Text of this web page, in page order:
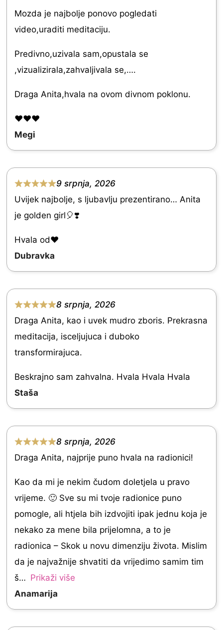
t
e
5
.
0
u
t
5
Mozda je najbolje ponovo pogledati
video,uraditi meditaciju.
Predivno,uzivala sam,opustala se
,vizualizirala,zahvaljivala se,….
Draga Anita,hvala na ovom divnom poklonu.
❤️❤️❤️
Megi
R
e
d
5
.
0
o
u
t
f
5
9 srpnja, 2026
Uvijek najbolje, s ljubavlju prezentirano… Anita
je golden girl🎈❣️
Hvala od♥️
Dubravka
R
d
5
.
0
o
u
o
f
5
8 srpnja, 2026
Draga Anita, kao i uvek mudro zboris. Prekrasna
meditacija, isceljujuca i duboko
transformirajuca.
Beskrajno sam zahvalna. Hvala Hvala Hvala
Staša
R
t
e
d
5
.
0
o
u
t
o
8 srpnja, 2026
Draga Anita, najprije puno hvala na radionici!
Kao da mi je nekim čudom doletjela u pravo
vrijeme. 🙂 Sve su mi tvoje radionice puno
pomogle, ali htjela bih izdvojiti ipak jednu koja je
nekako za mene bila prijelomna, a to je
radionica – Skok u novu dimenziju života. Mislim
da je najvažnije shvatiti da vrijedimo samim tim
š
Prikaži više
Anamarija